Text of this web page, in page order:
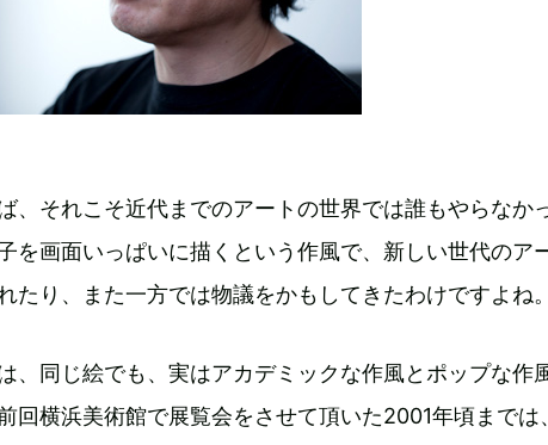
、それこそ近代までのアートの世界では誰もやらなか
を画面いっぱいに描くという作風で、新しい世代のア
たり、また一方では物議をかもしてきたわけですよね
、同じ絵でも、実はアカデミックな作風とポップな作
回横浜美術館で展覧会をさせて頂いた2001年頃までは